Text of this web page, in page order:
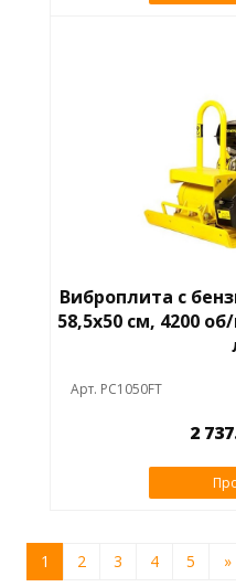
Виброплита с
58,5х50 см, 4200
Арт. PC1050FT
2
1 2 3 4 5 »